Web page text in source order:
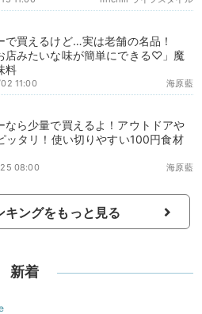
で買えるけど…実は老舗の名品！
店みたいな味が簡単にできる♡」魔
料
海原藍
11:00
なら少量で買えるよ！アウトドアや
ッタリ！使い切りやすい100円食材
海原藍
08:00
キングをもっと見る
新着